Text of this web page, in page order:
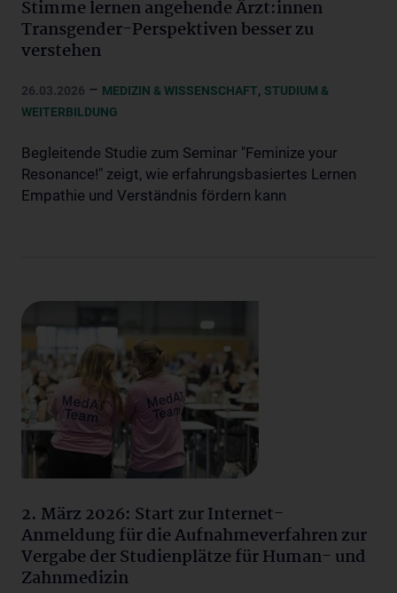
Stimme lernen angehende Ärzt:innen
Transgender-Perspektiven besser zu
verstehen
26.03.2026 – MEDIZIN & WISSENSCHAFT, STUDIUM &
WEITERBILDUNG
Begleitende Studie zum Seminar "Feminize your
Resonance!" zeigt, wie erfahrungsbasiertes Lernen
Empathie und Verständnis fördern kann
2. März 2026: Start zur Internet-
Anmeldung für die Aufnahmeverfahren zur
Vergabe der Studienplätze für Human- und
Zahnmedizin